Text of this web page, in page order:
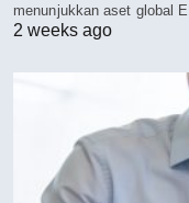
menunjukkan aset global
2 weeks ago